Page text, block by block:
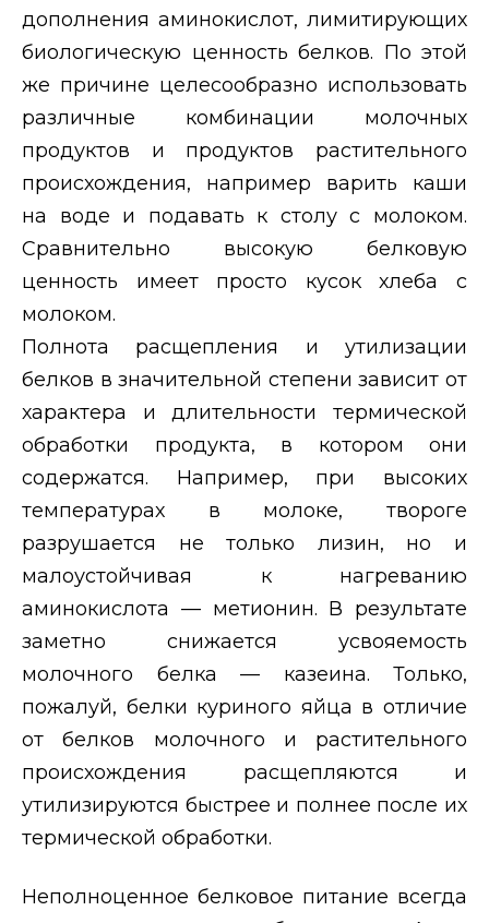
дополнения аминокислот, лимитирующих
биологическую ценность белков. По этой
же причине целесообразно использовать
различные комбинации молочных
продуктов и продуктов растительного
происхождения, например варить каши
на воде и подавать к столу с молоком.
Сравнительно высокую белковую
ценность имеет просто кусок хлеба с
молоком.
Полнота расщепления и утилизации
белков в значительной степени зависит от
характера и длительности термической
обработки продукта, в котором они
содержатся. Например, при высоких
температурах в молоке, твороге
разрушается не только лизин, но и
малоустойчивая к нагреванию
аминокислота — метионин. В результате
заметно снижается усвояемость
молочного белка — казеина. Только,
пожалуй, белки куриного яйца в отличие
от белков молочного и растительного
происхождения расщепляются и
утилизируются быстрее и полнее после их
термической обработки.
Неполноценное белковое питание всегда